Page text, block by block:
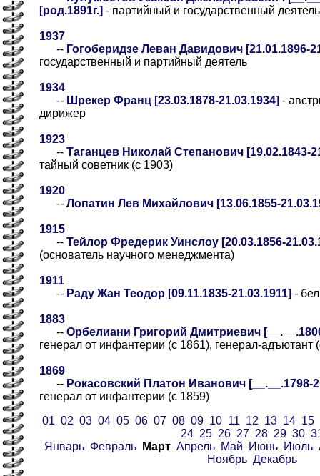
[род.1891г.] - партийный и государственный деятель
1937
-- Гогоберидзе Леван Давидович [21.01.1896-
государственный и партийный деятель
1934
-- Шрекер Франц [23.03.1878-21.03.1934] -
дирижер
1923
-- Таганцев Николай Степанович [19.02.1843-
тайный советник (с 1903)
1920
-- Лопатин Лев Михайлович [13.06.1855-
1915
-- Тейлор Фредерик Уинслоу [20.03.1856-
(основатель научного менеджмента)
1911
-- Раду Жан Теодор [09.11.1835-21.03.1911] -
1883
-- Орбелиани Григорий Дмитриевич
генерал от инфантерии (с 1861), генерал-адъютант
1869
-- Рокасовский Платон Иванович [__.__.1798-
генерал от инфантерии (с 1859)
01 02 03 04 05 06 07 08 09 10 11 12 13 14 15
24 25 26 27 28 29 30
Январь Февраль Март Апрель Май Июнь Июль
Ноябрь Декабрь